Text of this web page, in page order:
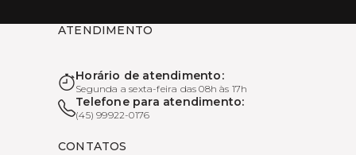
ATENDIMENTO
Horário de atendimento:
Segunda a sexta-feira das 08h às 17h
Telefone para atendimento:
(45) 99922-0176
CONTATOS